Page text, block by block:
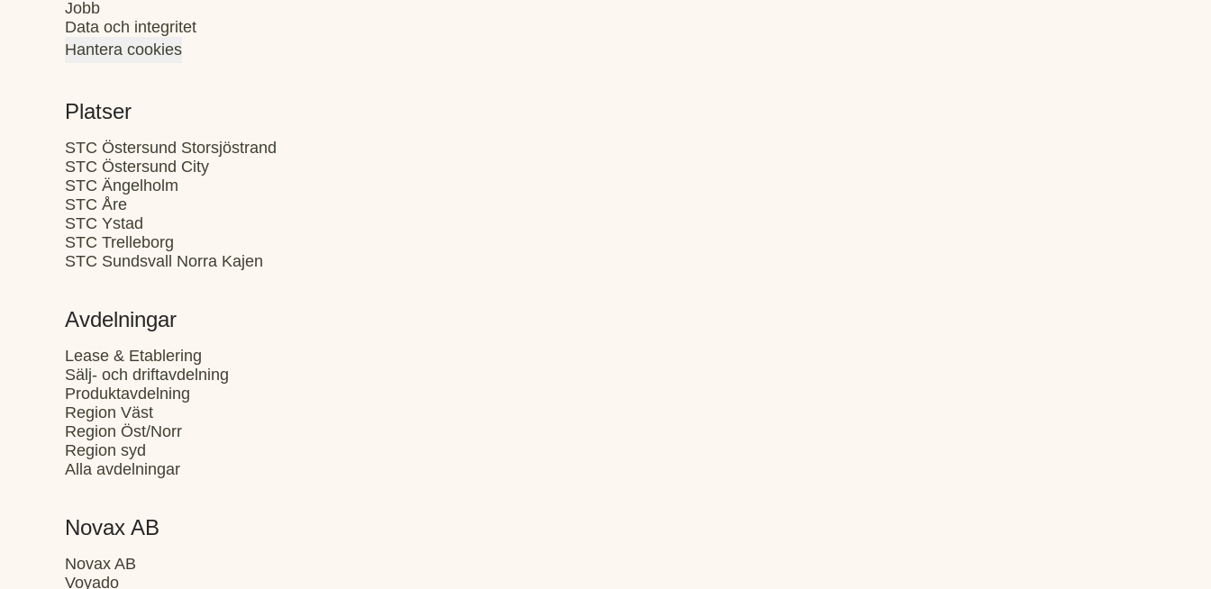
Jobb
Data och integritet
Hantera cookies
Platser
STC Östersund Storsjöstrand
STC Östersund City
STC Ängelholm
STC Åre
STC Ystad
STC Trelleborg
STC Sundsvall Norra Kajen
Avdelningar
Lease & Etablering
Sälj- och driftavdelning
Produktavdelning
Region Väst
Region Öst/Norr
Region syd
Alla avdelningar
Novax AB
Novax AB
Voyado